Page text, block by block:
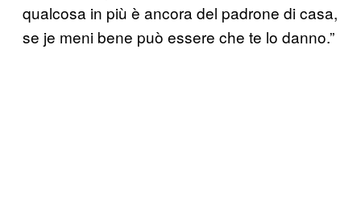
qualcosa in più è ancora del padrone di casa,
se je meni bene può essere che te lo danno.”